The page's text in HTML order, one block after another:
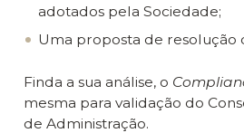
adotados pela Sociedade;
Uma proposta de resolução
Finda a sua análise, o
mesma para validação do
de Administração.